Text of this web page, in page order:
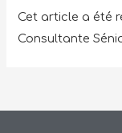
Cet article a été
Consultante